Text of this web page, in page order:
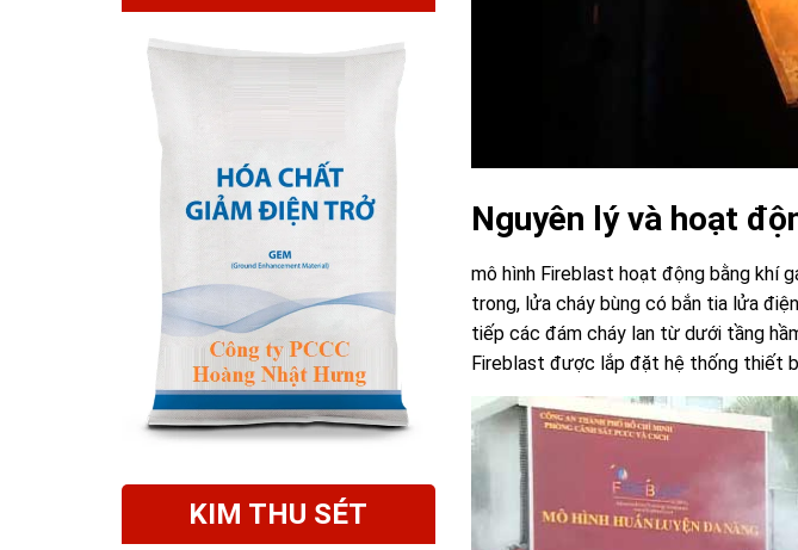
Nguyên lý và hoạt
mô hình Fireblast hoạt động bằng khí
trong, lửa cháy bùng có bắn tia lửa
tiếp các đám cháy lan từ dưới tầng
Fireblast được lắp đặt hệ thống thiết
KIM THU SÉT